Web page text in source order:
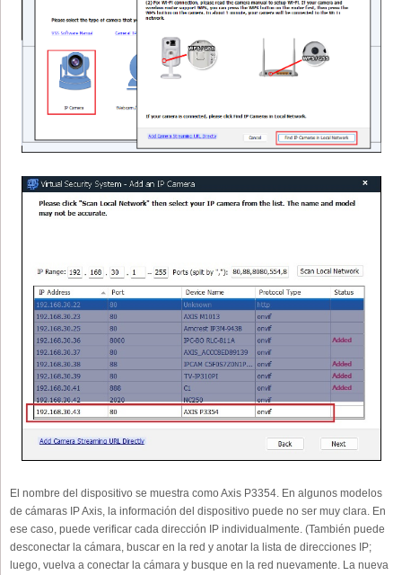
El nombre del dispositivo se muestra como Axis P3354. En algunos modelos
de cámaras IP Axis, la información del dispositivo puede no ser muy clara. En
ese caso, puede verificar cada dirección IP individualmente. (También puede
desconectar la cámara, buscar en la red y anotar la lista de direcciones IP;
luego, vuelva a conectar la cámara y busque en la red nuevamente. La nueva